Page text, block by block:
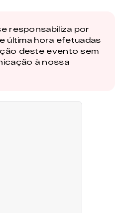
responsabiliza por
última hora efetuadas
deste evento sem
à nossa